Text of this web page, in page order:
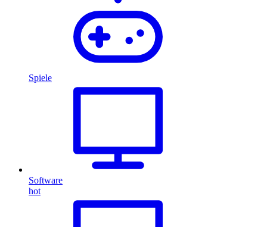
Spiele
Software
hot